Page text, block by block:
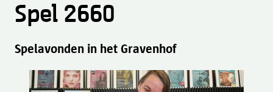
Spel 2660
Spelavonden in het Gravenhof